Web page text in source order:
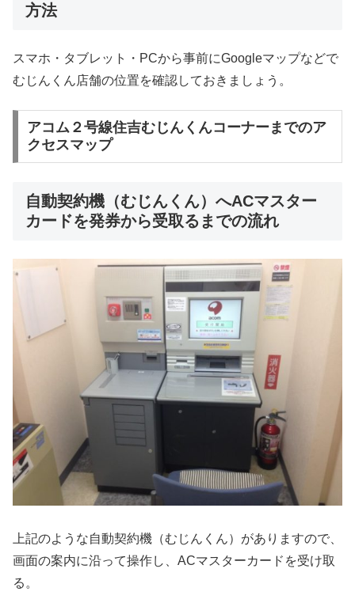
方法
スマホ・タブレット・PCから事前にGoogleマップなどで
むじんくん店舗の位置を確認しておきましょう。
アコム２号線住吉むじんくんコーナーまでのア
クセスマップ
自動契約機（むじんくん）へACマスター
カードを発券から受取るまでの流れ
上記のような自動契約機（むじんくん）がありますので、
画面の案内に沿って操作し、ACマスターカードを受け取
る。